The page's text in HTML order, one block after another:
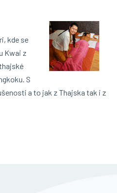
kde se
Kwai z
S
a to jak z Thajska tak i z